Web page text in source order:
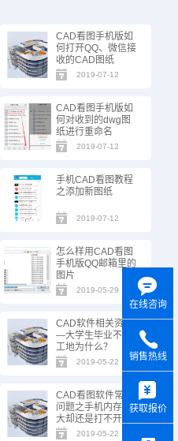
CAD看图手机版如
何打开QQ、微信接
收的CAD图纸
2019-07-12
CAD看图手机版如
何对收到的dwg图
纸进行重命名
2019-07-12
手机CAD看图教程
之添加新图纸
2019-07-12
怎么样用CAD看图
手机版QQ邮箱里的
图片
2019-05-29
CAD软件相关资讯
—大学生毕业不去
工地为什么？
2019-05-22
CAD看图软件常见
问题之手机内存很
大却还是打不开图
纸
2019-05-22
在线咨询
销售热线
获取报价